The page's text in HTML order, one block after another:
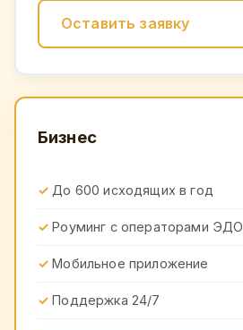
Оставить заявку
Бизнес
До 600 исходящих в год
Роуминг с операторами ЭДО
Мобильное приложение
Поддержка 24/7